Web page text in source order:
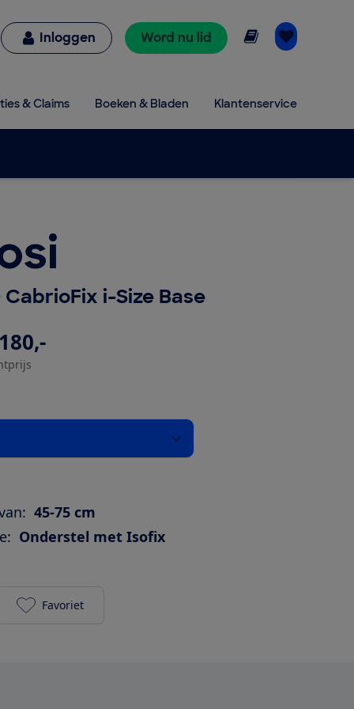
Inloggen Word nu lid Online lezen
& Claims Boeken & Bladen Klantenservice
i-Size Base
45-75 cm
Onderstel met Isofix
Maxi-Cosi CabrioFix i-Size + CabrioFix i-Size Base
Favoriet